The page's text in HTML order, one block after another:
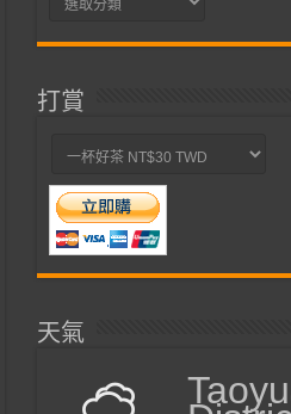
打賞
天氣